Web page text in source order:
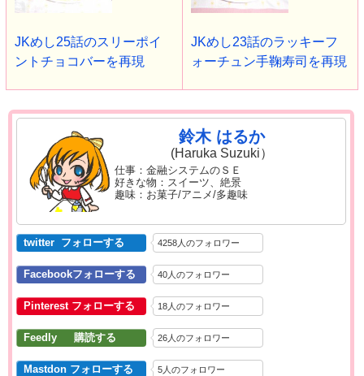
JKめし25話のスリーポイ
ントチョコバーを再現
JKめし23話のラッキーフ
ォーチュン手鞠寿司を再現
鈴木 はるか
(Haruka Suzuki）
仕事：金融システムのＳＥ
好きな物：スイーツ、絶景
趣味：お菓子/アニメ/多趣味
twitter フォローする 4258人のフォロワー
Facebookフォローする 40人のフォロワー
Pinterest フォローする 18人のフォロワー
Feedly 購読する 26人のフォロワー
Mastdon フォローする 5人のフォロワー